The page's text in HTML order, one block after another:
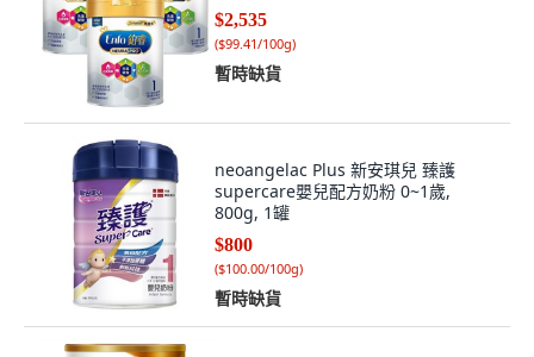
$2,535
($99.41/100g)
暫時缺貨
neoangelac Plus 新安琪兒 臻護
supercare嬰兒配方奶粉 0~1歲,
800g, 1罐
$800
($100.00/100g)
暫時缺貨